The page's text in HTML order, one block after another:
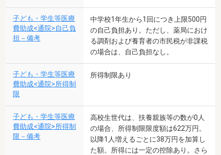
子ども・学生等医療
費助成<通院>自己負
担－備考
中学校1年生から1回につき上限500円
の自己負担あり。ただし、薬局におけ
る調剤および養育者の市民税が非課税
の場合は、自己負担なし。
子ども・学生等医療
費助成<通院>所得制
限
所得制限あり
子ども・学生等医療
費助成<通院>所得制
限－備考
高校生世代は、扶養親族等の数が0人
の場合、所得制限限度額は622万円。
以降1人増えるごとに38万円を加算し
た額。所得には一定の控除あり。さら